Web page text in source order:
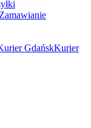
Zamawianie
GdańskKurier